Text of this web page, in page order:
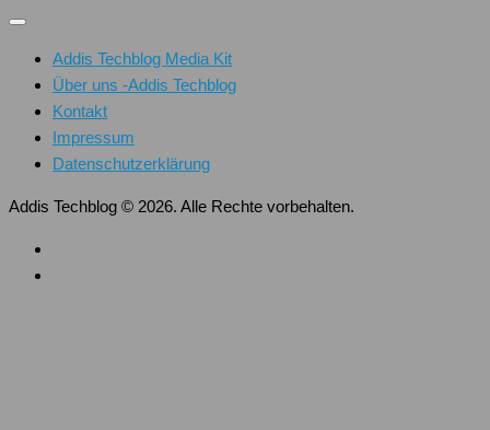
Addis Techblog Media Kit
Über uns -Addis Techblog
Kontakt
Impressum
Datenschutzerklärung
Addis Techblog © 2026. Alle Rechte vorbehalten.